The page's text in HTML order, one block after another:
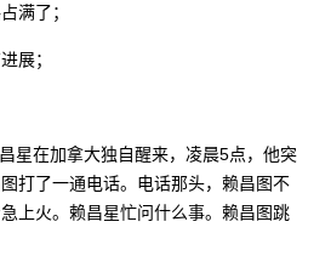
满了；
展；
星在加拿大独自醒来，凌晨5点，他突
打了一通电话。电话那头，赖昌图不
上火。赖昌星忙问什么事。赖昌图跳